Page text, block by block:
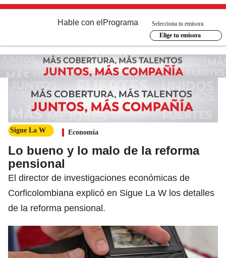
Hable con el Programa
Selecciona tu emisora
Elige tu emisora
Sigue La W Economía
Lo bueno y lo malo de la reforma
pensional
El director de investigaciones económicas de
Corficolombiana explicó en Sigue La W los detalles
de la reforma pensional.